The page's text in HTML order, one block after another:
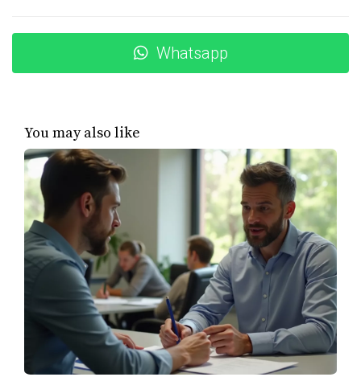
semanas valiosas en el mercado competitivo.
No subestimes el valor del asesoramiento
Caso de Estudio 3: Transacción complicada
En una venta donde había múltiples propietarios, uno no
presentó su firma en el contrato. Esto casi arruina el
trato. La solución fue buscar a ese propietario y obtener
su firma en un tiempo récord.
Cualquier detalle cuenta. Asegúrate de tener
a todos los involucrados desde el inicio.
Preguntas Frecuentes
Whatsapp
You may also like